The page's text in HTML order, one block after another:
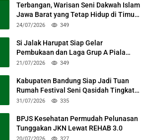
Terbangan, Warisan Seni Dakwah Islam
Jawa Barat yang Tetap Hidup di Timur
Kabupaten Bandung
24/07/2026 349
Si Jalak Harupat Siap Gelar
Pembukaan dan Laga Grup A Piala
Presiden 2026 Sabtu Mendatang
21/07/2026 349
Kabupaten Bandung Siap Jadi Tuan
Rumah Festival Seni Qasidah Tingkat
Nasional
31/07/2026 335
BPJS Kesehatan Permudah Pelunasan
Tunggakan JKN Lewat REHAB 3.0
20/07/2026 327